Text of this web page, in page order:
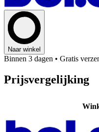
Naar winkel
Binnen 3 dagen • Gratis
Prijsvergelijking